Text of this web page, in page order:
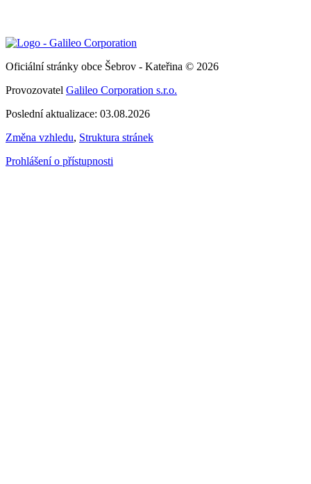
Oficiální stránky obce Šebrov - Kateřina © 2026
Provozovatel Galileo Corporation s.r.o.
Poslední aktualizace: 03.08.2026
Změna vzhledu, Struktura stránek
Prohlášení o přístupnosti